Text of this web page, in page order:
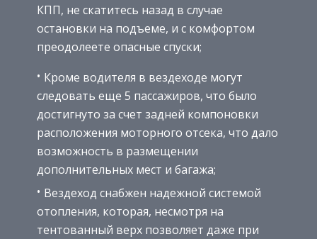
КПП, не скатитесь назад в случае
остановки на подъеме, и с комфортом
преодолеете опасные спуски;
Кроме водителя в вездеходе могут
следовать еще 5 пассажиров, что было
достигнуто за счет задней компоновки
расположения моторного отсека, что дало
возможность в размещении
дополнительных мест и багажа;
Вездеход снабжен надежной системой
отопления, которая, несмотря на
тентованный верх позволяет даже при